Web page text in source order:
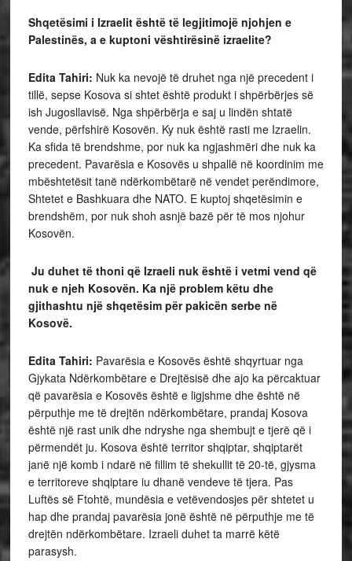
Shqetësimi i Izraelit është të legjitimojë njohjen e
Palestinës, a e kuptoni vështirësinë izraelite?
Edita Tahiri: Nuk ka nevojë të druhet nga një precedent i
tillë, sepse Kosova si shtet është produkt i shpërbërjes së
ish Jugosllavisë. Nga shpërbërja e saj u lindën shtatë
vende, përfshirë Kosovën. Ky nuk është rasti me Izraelin.
Ka sfida të brendshme, por nuk ka ngjashmëri dhe nuk ka
precedent. Pavarësia e Kosovës u shpallë në koordinim me
mbështetësit tanë ndërkombëtarë në vendet perëndimore,
Shtetet e Bashkuara dhe NATO. E kuptoj shqetësimin e
brendshëm, por nuk shoh asnjë bazë për të mos njohur
Kosovën.
Ju duhet të thoni që Izraeli nuk është i vetmi vend që
nuk e njeh Kosovën. Ka një problem këtu dhe
gjithashtu një shqetësim për pakicën serbe në
Kosovë.
Edita Tahiri: Pavarësia e Kosovës është shqyrtuar nga
Gjykata Ndërkombëtare e Drejtësisë dhe ajo ka përcaktuar
që pavarësia e Kosovës është e ligjshme dhe është në
përputhje me të drejtën ndërkombëtare, prandaj Kosova
është një rast unik dhe ndryshe nga shembujt e tjerë që i
përmendët ju. Kosova është territor shqiptar, shqiptarët
janë një komb i ndarë në fillim të shekullit të 20-të, gjysma
e territoreve shqiptare iu dhanë vendeve të tjera. Pas
Luftës së Ftohtë, mundësia e vetëvendosjes për shtetet u
hap dhe prandaj pavarësia jonë është në përputhje me të
drejtën ndërkombëtare. Izraeli duhet ta marrë këtë
parasysh.